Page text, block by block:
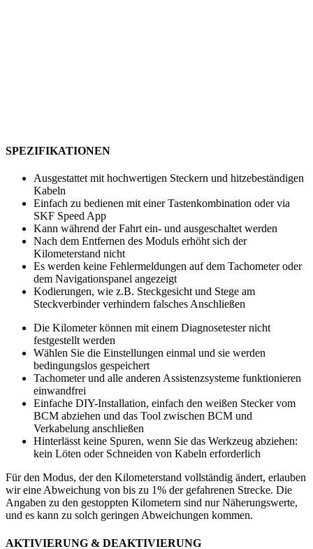
SPEZIFIKATIONEN
Ausgestattet mit hochwertigen Steckern und hitzebeständigen
Kabeln
Einfach zu bedienen mit einer Tastenkombination oder via
SKF Speed App
Kann während der Fahrt ein- und ausgeschaltet werden
Nach dem Entfernen des Moduls erhöht sich der
Kilometerstand nicht
Es werden keine Fehlermeldungen auf dem Tachometer oder
dem Navigationspanel angezeigt
Kodierungen, wie z.B. Steckgesicht und Stege am
Steckverbinder verhindern falsches Anschließen
Die Kilometer können mit einem Diagnosetester nicht
festgestellt werden
Wählen Sie die Einstellungen einmal und sie werden
bedingungslos gespeichert
Tachometer und alle anderen Assistenzsysteme funktionieren
einwandfrei
Einfache DIY-Installation, einfach den weißen Stecker vom
BCM abziehen und das Tool zwischen BCM und
Verkabelung anschließen
Hinterlässt keine Spuren, wenn Sie das Werkzeug abziehen:
kein Löten oder Schneiden von Kabeln erforderlich
Für den Modus, der den Kilometerstand vollständig ändert, erlauben
wir eine Abweichung von bis zu 1% der gefahrenen Strecke. Die
Angaben zu den gestoppten Kilometern sind nur Näherungswerte,
und es kann zu solch geringen Abweichungen kommen.
AKTIVIERUNG & DEAKTIVIERUNG